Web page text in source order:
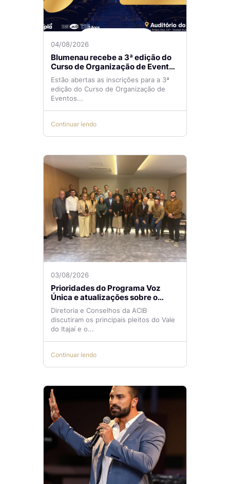
04/08/2026
Blumenau recebe a 3ª edição do
Curso de Organização de Eventos
Lilian Ribeiro
Estão abertas as inscrições para a 3ª
edição do Curso de Organização de
Eventos...
Continuar lendo
03/08/2026
Prioridades do Programa Voz
Única e atualizações sobre o
Aeroporto de Navegantes são
temas de reunião na ACIB
Diretoria e Conselhos da ACIB
discutiram os principais pleitos do Vale
do Itajaí e o...
Continuar lendo